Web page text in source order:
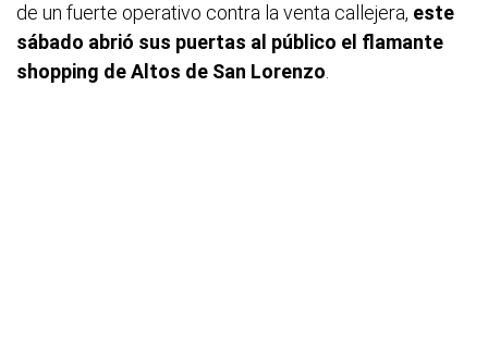
de un fuerte operativo contra la venta callejera, este
sábado abrió sus puertas al público el flamante
shopping de Altos de San Lorenzo